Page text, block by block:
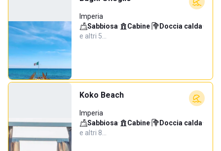
Imperia
Sabbiosa· Cabine· Doccia calda·
e altri 5…
Koko Beach
Imperia
Sabbiosa· Cabine· Doccia calda·
e altri 8…